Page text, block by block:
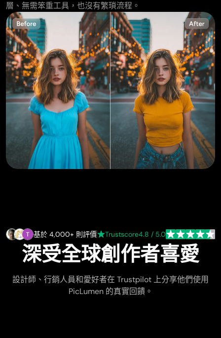
層、無需笨重工具，也沒有繁瑣流程。
基於 4,000+ 則評價 Trustscore4.8 / 5.0
深受全球創作者喜愛
設計師、行銷人員和愛好者在 Trustpilot 上分享他們使用
PicLumen 的真實回饋。